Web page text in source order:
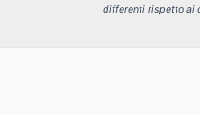
differenti rispetto ai